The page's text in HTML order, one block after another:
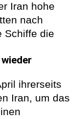
Iran hohe
nach
Schiffe die
ihrerseits
Iran, um das